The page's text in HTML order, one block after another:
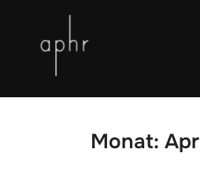
.entry-title { display: none; }
Monat: